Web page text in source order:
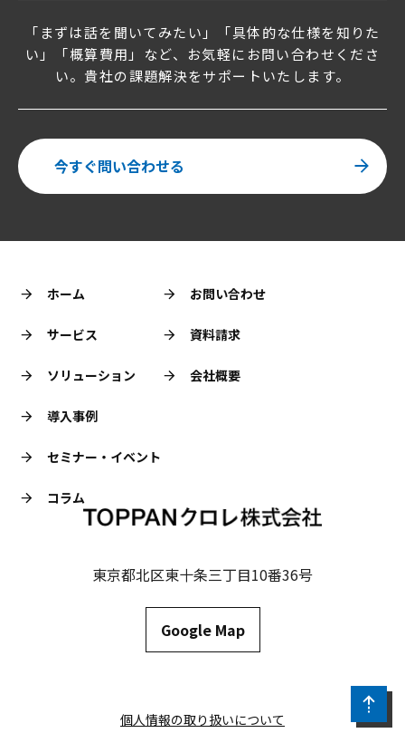
「まずは話を聞いてみたい」「具体的な仕様を知りた
い」「概算費用」など、 お気軽にお問い合わせくださ
い。貴社の課題解決をサポートいたします。
今すぐ問い合わせる
東京都北区東十条三丁目10番36号
Google Map
ホーム
サービス
ソリューション
導入事例
セミナー・イベント
コラム
お問い合わせ
資料請求
会社概要
個人情報の取り扱いについて